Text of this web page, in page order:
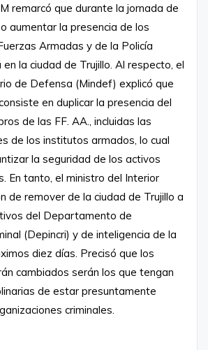
remarcó que durante la jornada de
aumentar la presencia de los
Armadas y de la Policía
en la ciudad de Trujillo. Al respecto, el
de Defensa (Mindef) explicó que
en duplicar la presencia del
de las FF. AA., incluidas las
de los institutos armados, lo cual
la seguridad de los activos
En tanto, el ministro del Interior
de remover de la ciudad de Trujillo a
del Departamento de
(Depincri) y de inteligencia de la
diez días. Precisó que los
cambiados serán los que tengan
de estar presuntamente
criminales.